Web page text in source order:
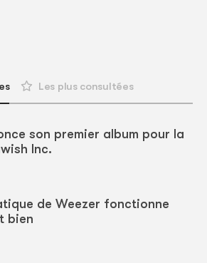
Les plus consultées
son premier album pour la
Inc.
de Weezer fonctionne
bien